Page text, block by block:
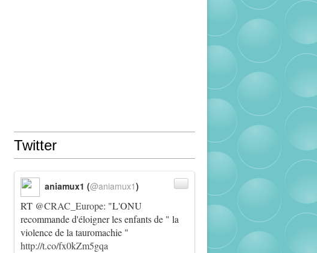
Twitter
RT @CRAC_Europe: "L'ONU
recommande d'éloigner les enfants de " la
violence de la tauromachie "
http://t.co/fx0kZm5gqa
aniamux1 (@aniamux1)